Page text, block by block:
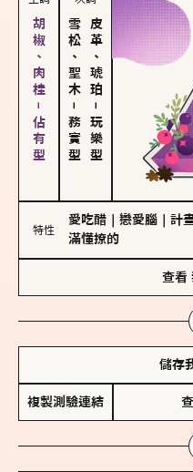
胡椒、肉桂－佔有型 雪松、聖木
－
務實型
皮革、琥珀
－
玩樂型
特性
愛吃醋 戀愛腦 計
滿懂撩的
查看
儲存
複製測驗連結